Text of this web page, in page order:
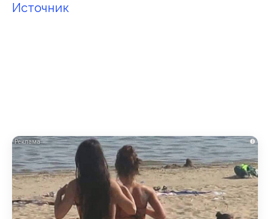
Источник
i